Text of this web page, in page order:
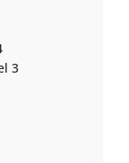
3